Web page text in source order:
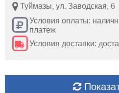
Туймазы, ул. Заводская, 6
Условия оплаты:
платеж
Условия доставки: